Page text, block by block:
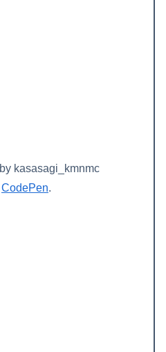
by kasasagi_kmnmc
CodePen.